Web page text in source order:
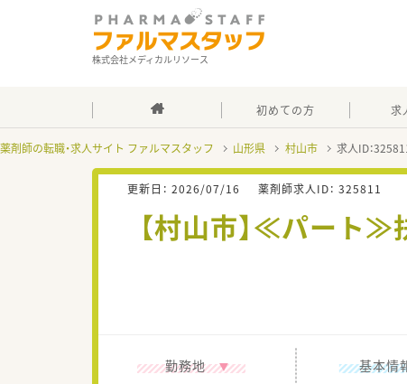
株式会社メディカルリソース
初めての方 求
薬剤師の転職・求人サイト ファルマスタッフ 山形県 村山市 求人ID：
更新日： 2026/07/16 薬剤師求人ID： 325811
【村山市】≪パート≫
勤務地 基本情